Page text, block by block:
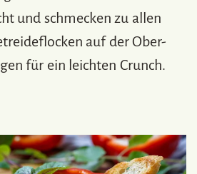
und schmecken zu allen
auf der Ober-
für ein leichten Crunch.